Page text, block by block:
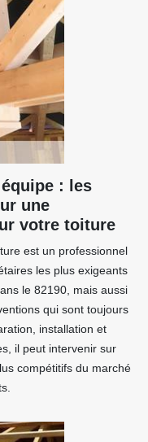
: les
une
votre toiture
est un professionnel
les plus exigeants
le 82190, mais aussi
qui sont toujours
installation et
il peut intervenir sur
compétitifs du marché